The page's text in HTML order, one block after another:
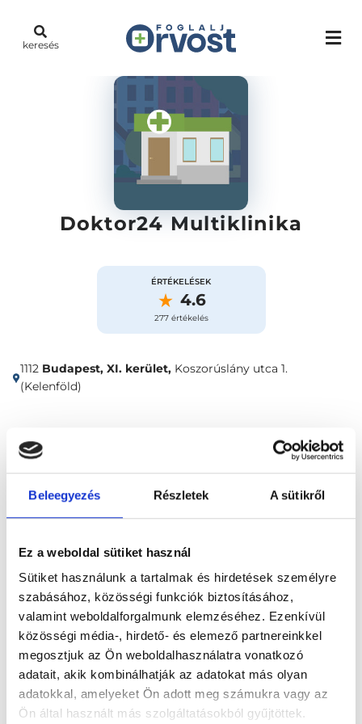
Beleegyezés Részletek A sütikről
Ez a weboldal sütiket használ
Sütiket használunk a tartalmak és hirdetések személyre
szabásához, közösségi funkciók biztosításához,
valamint weboldalforgalmunk elemzéséhez. Ezenkívül
közösségi média-, hirdető- és elemező partnereinkkel
megosztjuk az Ön weboldalhasználatra vonatkozó
adatait, akik kombinálhatják az adatokat más olyan
adatokkal, amelyeket Ön adott meg számukra vagy az
Ön által használt más szolgáltatásokból gyűjtöttek.
keresés
Doktor24 Multiklinika
ÉRTÉKELÉSEK
4.6
277 értékelés
1112 Budapest, XI. kerület, Koszorúslány utca 1.
(Kelenföld)
Vélemények
Foglalj időpontot
Összes szakterület
Főoldal Klinikák
Allergológus, Budapest, XI. kerület